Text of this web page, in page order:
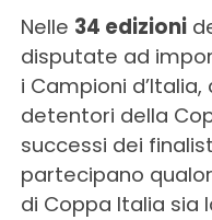
Nelle 34 edizioni
disputate ad
i Campioni
detentori della
successi dei
partecipano
di Coppa Italia sia